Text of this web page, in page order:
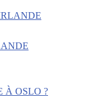
À OSLO ?